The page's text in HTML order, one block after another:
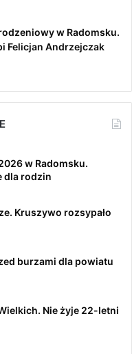
w Radomsku.
Felicjan Andrzejczak
w Radomsku.
dla rodzin
Kruszywo rozsypało
burzami dla powiatu
Nie żyje 22-letni